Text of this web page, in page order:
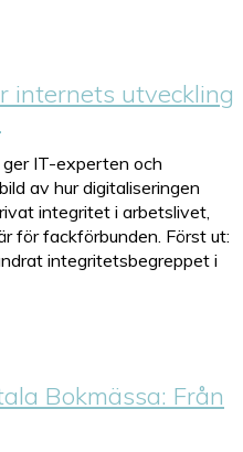
internets utveckling
IT-experten och
av hur digitaliseringen
integritet i arbetslivet,
för fackförbunden. Först ut:
integritetsbegreppet i
Bokmässa: Från